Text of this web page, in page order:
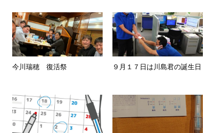
今川瑞穂 復活祭 ９月１７日は川島君の誕生日